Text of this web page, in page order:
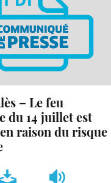
– Le feu
du 14 juillet est
raison du risque